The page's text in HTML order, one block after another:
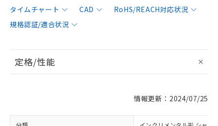
タイムチャート
CAD
RoHS/REACH対応状況
規格認証/適合状況
定格/性能
情報更新：2024/07/25